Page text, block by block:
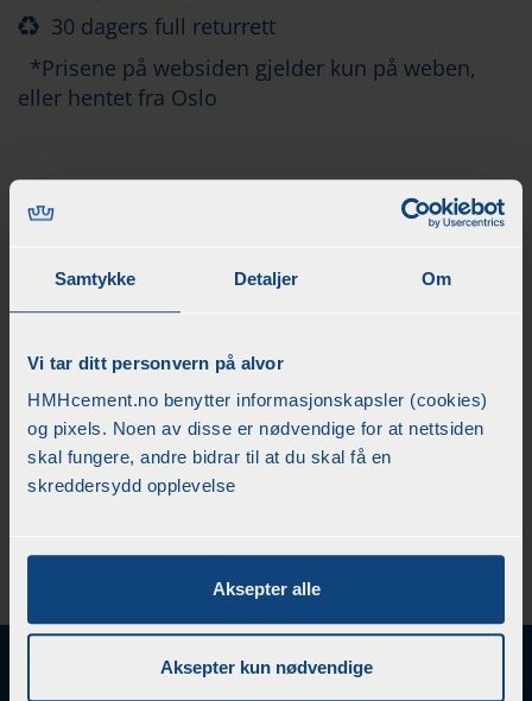
Samtykke Detaljer Om
Vi tar ditt personvern på alvor
HMHcement.no benytter informasjonskapsler (cookies)
og pixels. Noen av disse er nødvendige for at nettsiden
skal fungere, andre bidrar til at du skal få en
skreddersydd opplevelse
Aksepter alle
Aksepter kun nødvendige
30 dagers full returrett
*Prisene på websiden gjelder kun på weben,
eller hentet fra Oslo
Elvestein/kulestein er et flott natur produkt som
passer fint i samspill med belegningsstein.
Brukes til avslutninger mot vegger/kanter eller
som fyll masse i skråninger. Fiber/ugress duk bør
Har et flott fargespill og er i varierte størrelser i
fra 60 mm – 120 mm tykkelse.
TEKNISK INFORMASJON
Fraksjon: 60 – 120 mm